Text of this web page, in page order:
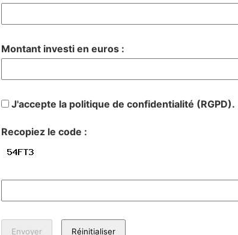
Montant investi en euros :
J'accepte la politique de confidentialité (RGPD).
Recopiez le code :